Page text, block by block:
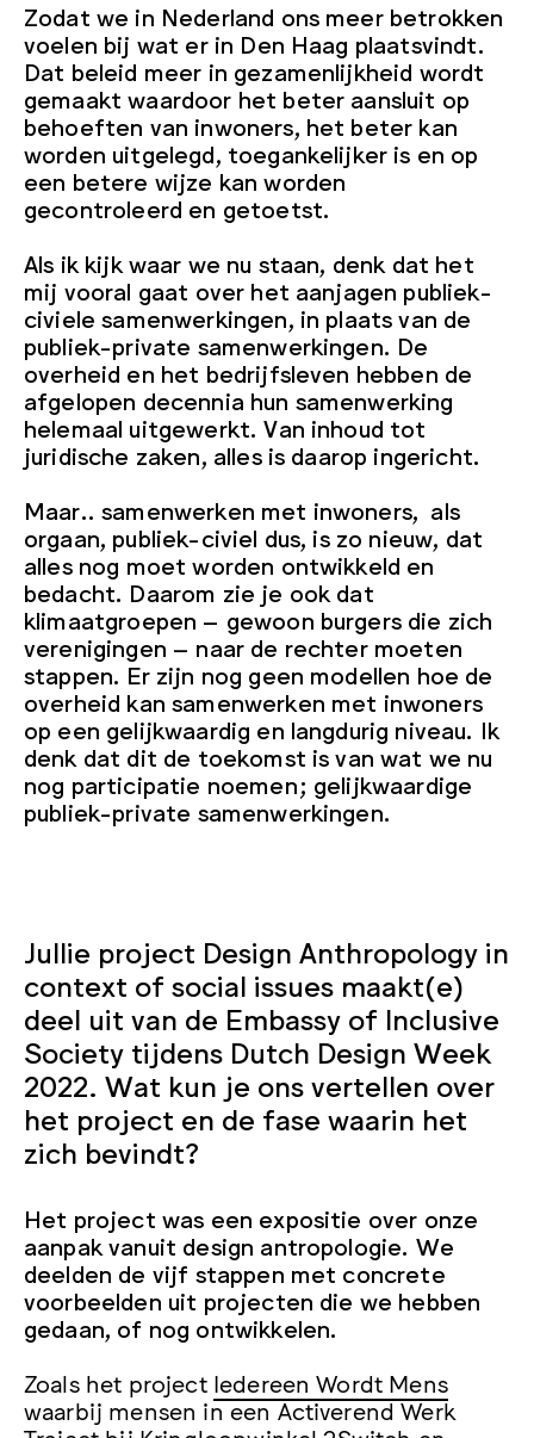
Zodat we in Nederland ons meer betrokken
voelen bij wat er in Den Haag plaatsvindt.
Dat beleid meer in gezamenlijkheid wordt
gemaakt waardoor het beter aansluit op
behoeften van inwoners, het beter kan
worden uitgelegd, toegankelijker is en op
een betere wijze kan worden
gecontroleerd en getoetst.
Als ik kijk waar we nu staan, denk dat het
mij vooral gaat over het aanjagen publiek-
civiele samenwerkingen, in plaats van de
publiek-private samenwerkingen. De
overheid en het bedrijfsleven hebben de
afgelopen decennia hun samenwerking
helemaal uitgewerkt. Van inhoud tot
juridische zaken, alles is daarop ingericht.
Maar.. samenwerken met inwoners, als
orgaan, publiek-civiel dus, is zo nieuw, dat
alles nog moet worden ontwikkeld en
bedacht. Daarom zie je ook dat
klimaatgroepen – gewoon burgers die zich
verenigingen – naar de rechter moeten
stappen. Er zijn nog geen modellen hoe de
overheid kan samenwerken met inwoners
op een gelijkwaardig en langdurig niveau. Ik
denk dat dit de toekomst is van wat we nu
nog participatie noemen; gelijkwaardige
publiek-private samenwerkingen.
Jullie project Design Anthropology in
context of social issues maakt(e)
deel uit van de Embassy of Inclusive
Society tijdens Dutch Design Week
2022. Wat kun je ons vertellen over
het project en de fase waarin het
zich bevindt?
Het project was een expositie over onze
aanpak vanuit design antropologie. We
deelden de vijf stappen met concrete
voorbeelden uit projecten die we hebben
gedaan, of nog ontwikkelen.
Zoals het project Iedereen Wordt Mens
waarbij mensen in een Activerend Werk